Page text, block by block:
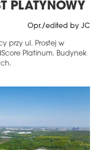
PLATYNOWY
Opr./edited by JC
przy ul. Prostej w
Platinum. Budynek